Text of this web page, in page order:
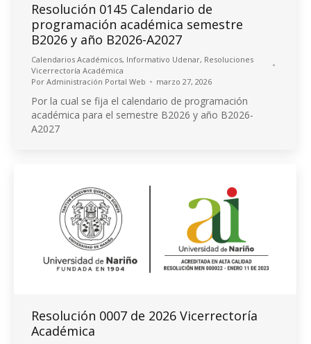
Resolución 0145 Calendario de
programación académica semestre
B2026 y año B2026-A2027
Calendarios Académicos, Informativo Udenar, Resoluciones
Vicerrectoría Académica
Por Administración Portal Web marzo 27, 2026
Por la cual se fija el calendario de programación
académica para el semestre B2026 y año B2026-
A2027
Resolución 0007 de 2026 Vicerrectoría
Académica